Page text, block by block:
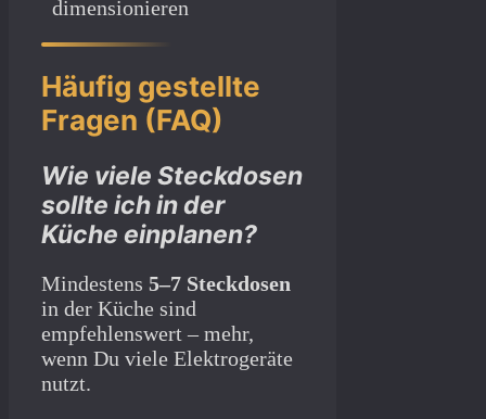
dimensionieren
Häufig gestellte
Fragen (FAQ)
Wie viele Steckdosen
sollte ich in der
Küche einplanen?
Mindestens 5–7 Steckdosen
in der Küche sind
empfehlenswert – mehr,
wenn Du viele Elektrogeräte
nutzt.